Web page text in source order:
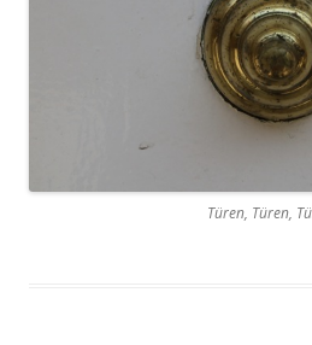
Türen, Türen,